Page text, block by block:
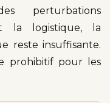
perturbations
la logistique, la
reste insuffisante.
prohibitif pour les